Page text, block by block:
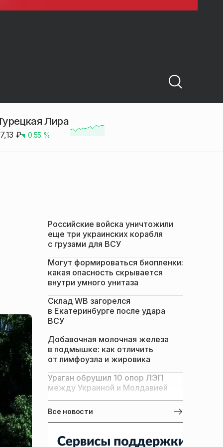
Лира
₽ 0.55 %
Российские войска уничтожили
еще три украинских корабля
с грузами для ВСУ
Могут формироваться биопленки:
какая опасность скрывается
внутри умного унитаза
Склад WB загорелся
в Екатеринбурге после удара
ВСУ
Добавочная молочная железа
в подмышке: как отличить
от лимфоузла и жировика
Ураган обрушил 10 опор ЛЭП
между Украиной и Молдавией
Все новости